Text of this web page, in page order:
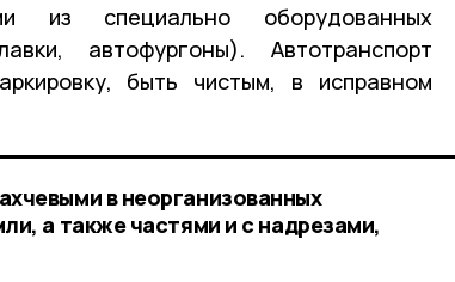
из специально оборудованных
автофургоны). Автотранспорт
быть чистым, в исправном
в неорганизованных
а также частями и с надрезами,